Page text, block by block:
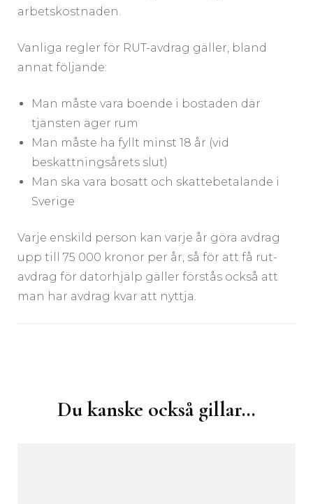
arbetskostnaden.
Vanliga regler för RUT-avdrag gäller, bland
annat följande:
Man måste vara boende i bostaden där
tjänsten äger rum
Man måste ha fyllt minst 18 år (vid
beskattningsårets slut)
Man ska vara bosatt och skattebetalande i
Sverige
Varje enskild person kan varje år göra avdrag
upp till 75 000 kronor per år, så för att få rut-
avdrag för datorhjälp gäller förstås också att
man har avdrag kvar att nyttja.
Du kanske också gillar…